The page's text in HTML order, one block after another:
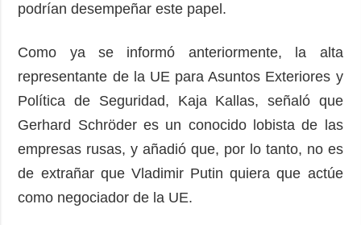
podrían desempeñar este papel.
Como ya se informó anteriormente, la alta
representante de la UE para Asuntos Exteriores y
Política de Seguridad, Kaja Kallas, señaló que
Gerhard Schröder es un conocido lobista de las
empresas rusas, y añadió que, por lo tanto, no es
de extrañar que Vladimir Putin quiera que actúe
como negociador de la UE.